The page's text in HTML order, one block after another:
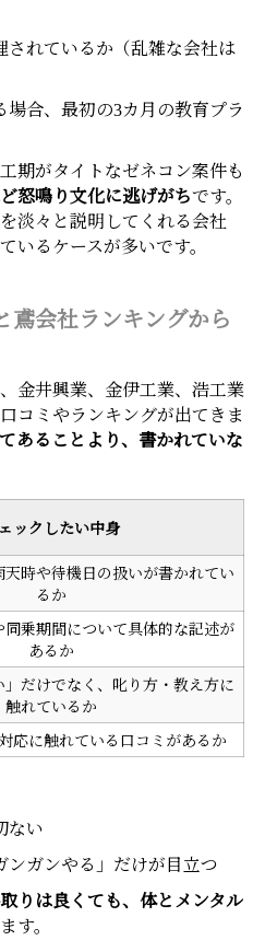
されているか（乱雑な会社は
合、最初の3カ月の教育プラ
期がタイトなゼネコン案件も
怒鳴り文化に逃げがちです。
淡々と説明してくれる会社
いるケースが多いです。
鳶会社ランキングから
金井興業、金伊工業、浩工業
コミやランキングが出てきま
あることより、書かれていな
ックしたい中身
天時や待機日の扱いが書かれてい
るか
乗期間について具体的な記述が
あるか
」だけでなく、叱り方・教え方に
触れているか
応に触れている口コミがあるか
ない
ンガンやる」だけが目立つ
りは良くても、体とメンタル
す。